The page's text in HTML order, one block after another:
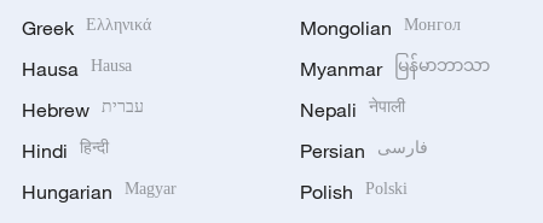
Greek Ελληνικά
Hausa Hausa
Hebrew עברית
Hindi हिन्दी
Hungarian Magyar
Mongolian Монгол
Myanmar မြန်မာဘာသာ
Nepali नेपाली
Persian فارسی
Polish Polski